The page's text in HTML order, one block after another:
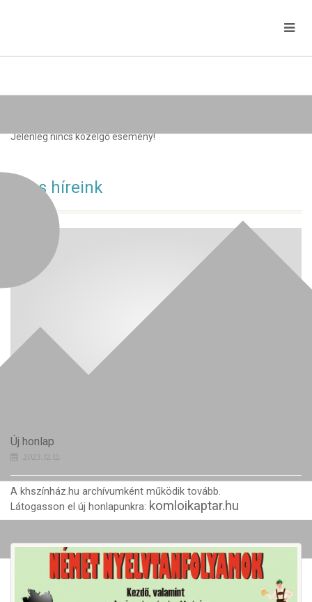
Jelenleg nincs közelgő esemény!
Friss híreink
Új honlap
2023.12.12.
A khszínház.hu archívumként működik tovább.
Látogasson el új honlapunkra: komloikaptar.hu